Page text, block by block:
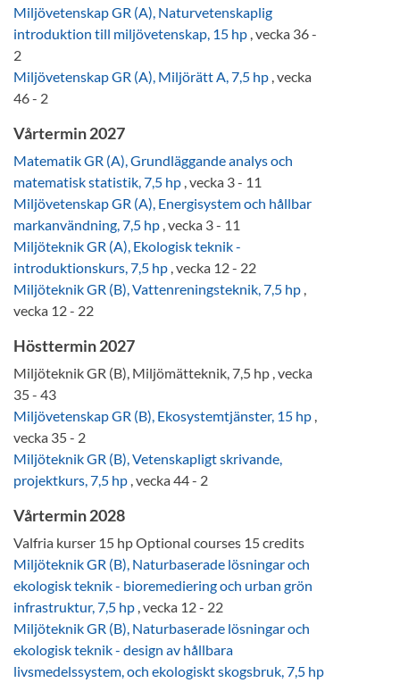
Miljövetenskap GR (A), Naturvetenskaplig
introduktion till miljövetenskap, 15 hp , vecka 36 -
2
Miljövetenskap GR (A), Miljörätt A, 7,5 hp , vecka
46 - 2
Vårtermin 2027
Matematik GR (A), Grundläggande analys och
matematisk statistik, 7,5 hp , vecka 3 - 11
Miljövetenskap GR (A), Energisystem och hållbar
markanvändning, 7,5 hp , vecka 3 - 11
Miljöteknik GR (A), Ekologisk teknik -
introduktionskurs, 7,5 hp , vecka 12 - 22
Miljöteknik GR (B), Vattenreningsteknik, 7,5 hp ,
vecka 12 - 22
Hösttermin 2027
Miljöteknik GR (B), Miljömätteknik, 7,5 hp , vecka
35 - 43
Miljövetenskap GR (B), Ekosystemtjänster, 15 hp ,
vecka 35 - 2
Miljöteknik GR (B), Vetenskapligt skrivande,
projektkurs, 7,5 hp , vecka 44 - 2
Vårtermin 2028
Valfria kurser 15 hp Optional courses 15 credits
Miljöteknik GR (B), Naturbaserade lösningar och
ekologisk teknik - bioremediering och urban grön
infrastruktur, 7,5 hp , vecka 12 - 22
Miljöteknik GR (B), Naturbaserade lösningar och
ekologisk teknik - design av hållbara
livsmedelssystem, och ekologiskt skogsbruk, 7,5 hp